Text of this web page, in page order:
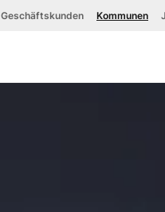
Geschäftskunden Kommunen